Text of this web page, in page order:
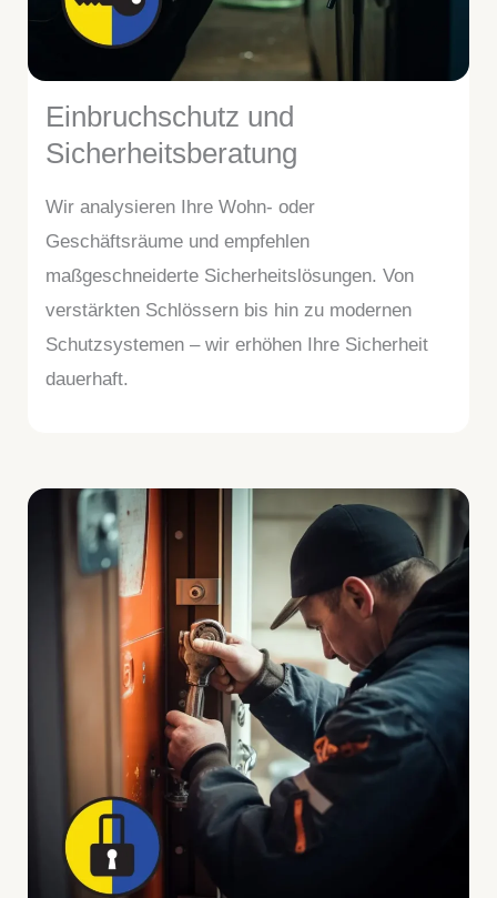
Einbruchschutz und
Sicherheitsberatung
Wir analysieren Ihre Wohn- oder
Geschäftsräume und empfehlen
maßgeschneiderte Sicherheitslösungen. Von
verstärkten Schlössern bis hin zu modernen
Schutzsystemen – wir erhöhen Ihre Sicherheit
dauerhaft.